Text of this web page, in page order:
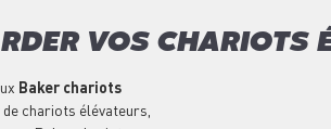
VOS CHARIOTS
Baker chariots
chariots élévateurs,